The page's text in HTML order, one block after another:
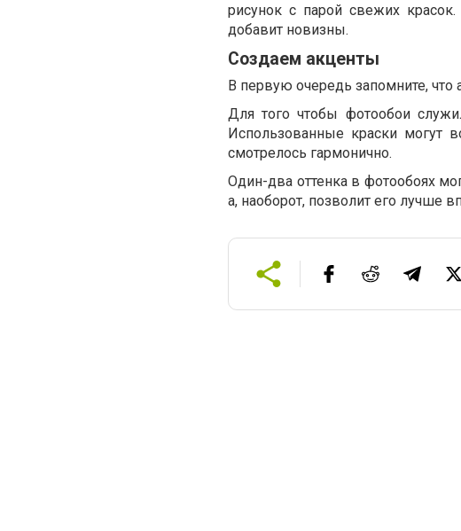
рисунок с парой свежих
добавит новизны.
Создаем акценты
В первую очередь запомните,
Для того чтобы фотообои
Использованные краски могут
смотрелось гармонично.
Один-два оттенка в фотообоях
а, наоборот, позволит его лучше